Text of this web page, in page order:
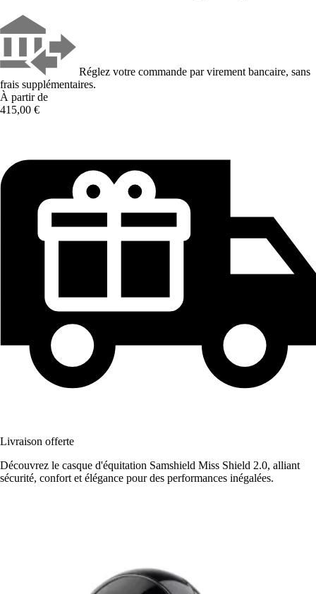
Réglez votre commande par virement bancaire, sans
frais supplémentaires.
À partir de
415,00 €
Livraison offerte
Découvrez le casque d'équitation Samshield Miss Shield 2.0, alliant
sécurité, confort et élégance pour des performances inégalées.